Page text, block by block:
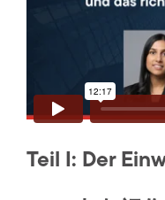
Teil I: Der